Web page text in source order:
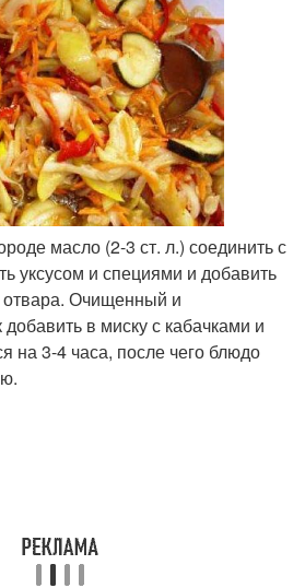
масло (2-3 ст. л.) соединить с
уксусом и специями и добавить
отвара. Очищенный и
в миску с кабачками и
на 3-4 часа, после чего блюдо